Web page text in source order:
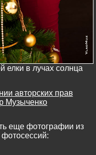
елки в лучах солнца
авторских прав
Музыченко
еще фотографии из